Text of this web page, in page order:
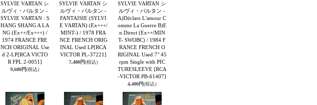
SYLVIE VARTAN シ
ルヴィ・バルタン -
SYLVIE VARTAN : S
HANG SHANG A LA
NG (Ex++/Ex+++) /
1974 FRANCE FRE
NCH ORIGINAL Use
d 2-LP[RCA VICTO
R FPL 2-0051]
9,680円(税込)
SYLVIE VARTAN シ
ルヴィ・バルタン -
FANTAISIE (SYLVI
E VARTAN) (Ex+++/
MINT-) / 1978 FRA
NCE FRENCH ORIG
INAL Used LP[RCA
VICTOR PL-37221]
7,480円(税込)
SYLVIE VARTAN シ
ルヴィ・バルタン -
A)Déclare L'amour C
omme La Guerre B)E
n Direct (Ex++/MIN
T- SWOBC) / 1984 F
RANCE FRENCH O
RIGINAL Used 7" 45
rpm Single with PIC
TURESLEEVE [RCA
-VICTOR PB-61407]
4,400円(税込)